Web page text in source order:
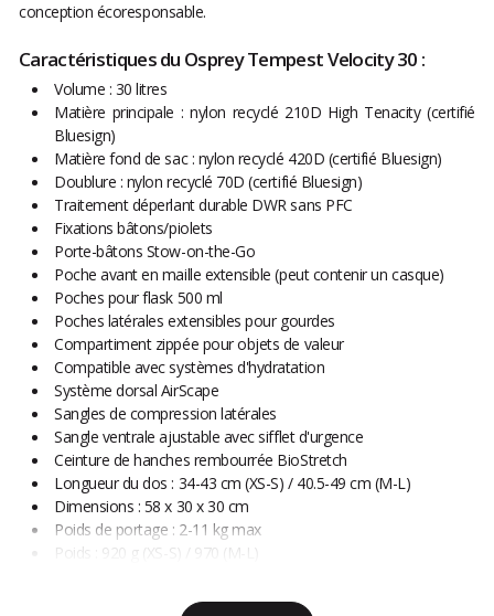
conception écoresponsable.
Caractéristiques du Osprey Tempest Velocity 30 :
Volume : 30 litres
Matière principale : nylon recyclé 210D High Tenacity (certifié
Bluesign)
Matière fond de sac : nylon recyclé 420D (certifié Bluesign)
Doublure : nylon recyclé 70D (certifié Bluesign)
Traitement déperlant durable DWR sans PFC
Fixations bâtons/piolets
Porte-bâtons Stow-on-the-Go
Poche avant en maille extensible (peut contenir un casque)
Poches pour flask 500 ml
Poches latérales extensibles pour gourdes
Compartiment zippée pour objets de valeur
Compatible avec systèmes d'hydratation
Système dorsal AirScape
Sangles de compression latérales
Sangle ventrale ajustable avec sifflet d'urgence
Ceinture de hanches rembourrée BioStretch
Longueur du dos : 34-43 cm (XS-S) / 40.5-49 cm (M-L)
Dimensions : 58 x 30 x 30 cm
Poids de portage : 2-11 kg max
Poids : 920 g (XS-S) / 970 (M-L)